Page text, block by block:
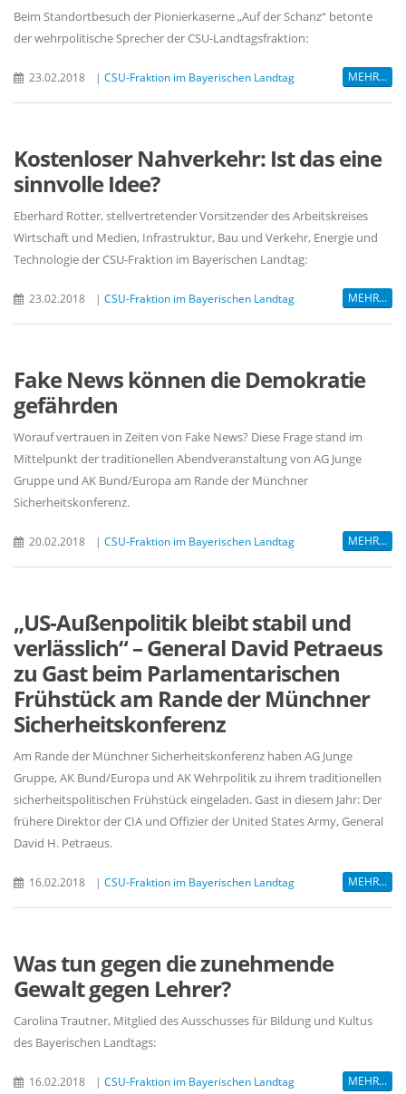
Beim Standortbesuch der Pionierkaserne „Auf der Schanz“ betonte
der wehrpolitische Sprecher der CSU-Landtagsfraktion:
23.02.2018 | CSU-Fraktion im Bayerischen Landtag MEHR...
Kostenloser Nahverkehr: Ist das eine
sinnvolle Idee?
Eberhard Rotter, stellvertretender Vorsitzender des Arbeitskreises
Wirtschaft und Medien, Infrastruktur, Bau und Verkehr, Energie und
Technologie der CSU-Fraktion im Bayerischen Landtag:
23.02.2018 | CSU-Fraktion im Bayerischen Landtag MEHR...
Fake News können die Demokratie
gefährden
Worauf vertrauen in Zeiten von Fake News? Diese Frage stand im
Mittelpunkt der traditionellen Abendveranstaltung von AG Junge
Gruppe und AK Bund/Europa am Rande der Münchner
Sicherheitskonferenz.
20.02.2018 | CSU-Fraktion im Bayerischen Landtag MEHR...
US-Außenpolitik bleibt stabil und
verlässlich“ – General David Petraeus
zu Gast beim Parlamentarischen
Frühstück am Rande der Münchner
Sicherheitskonferenz
Am Rande der Münchner Sicherheitskonferenz haben AG Junge
Gruppe, AK Bund/Europa und AK Wehrpolitik zu ihrem traditionellen
sicherheitspolitischen Frühstück eingeladen. Gast in diesem Jahr: Der
frühere Direktor der CIA und Offizier der United States Army, General
David H. Petraeus.
16.02.2018 | CSU-Fraktion im Bayerischen Landtag MEHR...
Was tun gegen die zunehmende
Gewalt gegen Lehrer?
Carolina Trautner, Mitglied des Ausschusses für Bildung und Kultus
des Bayerischen Landtags:
16.02.2018 | CSU-Fraktion im Bayerischen Landtag MEHR...